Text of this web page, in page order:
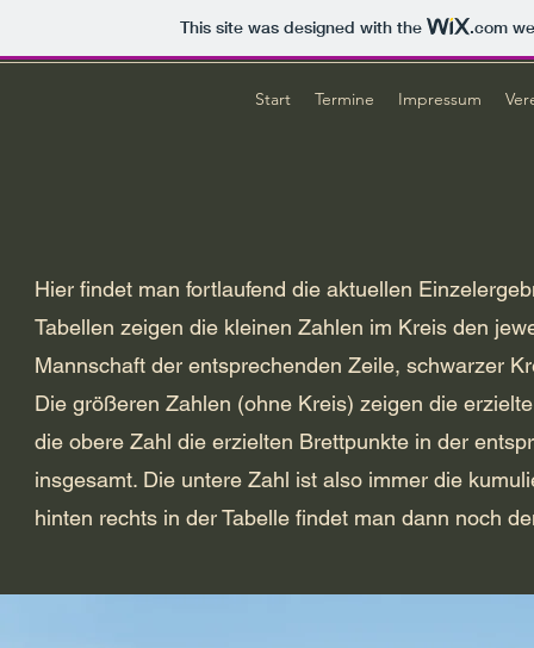
This site was designed with the .com
Start Termine Impressum
Hier findet man fortlaufend die aktuellen
Tabellen zeigen die kleinen Zahlen im Kreis den
Mannschaft der entsprechenden Zeile, schwarzer
Die größeren Zahlen (ohne Kreis) zeigen die
die obere Zahl die erzielten Brettpunkte in der
insgesamt. Die untere Zahl ist also immer die
hinten rechts in der Tabelle findet man dann noch